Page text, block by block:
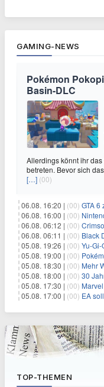
GAMING-NEWS
Pokémon
Basin-DLC
Allerdings könnt ihr
betreten. Bevor sich
[…] (00)
06.08. 16:20 | (00) GTA 6 zeigt
06.08. 16:00 | (00) Nintendo
06.08. 06:12 | (00)
06.08. 06:11 | (00) Black
05.08. 19:26 | (00)
05.08. 19:00 | (00) Pokémon
05.08. 18:30 | (00) Mehr
05.08. 18:00 | (00) 30 Jahre
05.08. 17:30 | (00) Marvel
05.08. 17:00 | (00) EA soll 700
TOP-THEMEN